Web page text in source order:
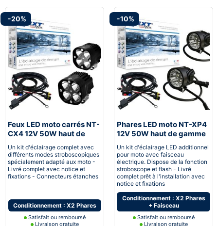
-20%
Feux LED moto carrés NT-
CX4 12V 50W haut de
gamme noir avec câbles
Un kit d'éclairage complet avec
différents modes stroboscopiques
spécialement adapté aux moto -
Livré complet avec notice et
fixations - Connecteurs étanches
Conditionnement : X2 Phares
Satisfait ou remboursé
Livraison gratuite
-10%
Phares LED moto NT-XP4
12V 50W haut de gamme
noir avec câbles
Un kit d'éclairage LED additionnel
pour moto avec faisceau
électrique. Dispose de la fonction
stroboscope et flash - Livré
complet prêt à l'installation avec
notice et fixations
Conditionnement : X2 Phares
+ Faisceau
Satisfait ou remboursé
Livraison gratuite